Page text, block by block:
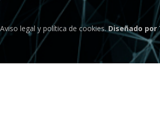
Aviso legal y política de cookies.Diseñado por